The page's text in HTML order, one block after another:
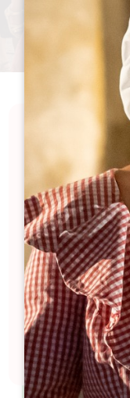
Dompel jezelf
Saint-
evenementen.
geniet van
gastronomische
onder in de
verkwikkende
adrenaline van
met het hele
evenementen.
ervaringen die
onthullen.